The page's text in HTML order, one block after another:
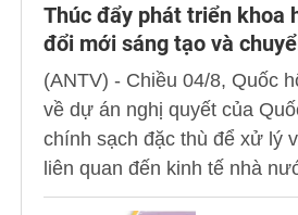
Thúc đẩy phát triển khoa
đổi mới sáng tạo và
(ANTV) - Chiều 04/8, Quốc
về dự án nghị quyết của
chính sạch đặc thù để xử lý
liên quan đến kinh tế nhà
và ứng dụng khoa học công